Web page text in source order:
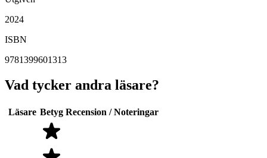
2024
ISBN
9781399601313
Vad tycker andra läsare?
Läsare Betyg Recension / Noteringar